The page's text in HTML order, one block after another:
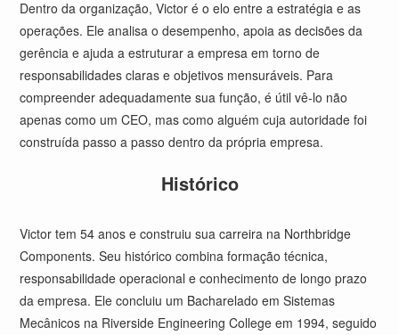
Dentro da organização, Victor é o elo entre a estratégia e as
operações. Ele analisa o desempenho, apoia as decisões da
gerência e ajuda a estruturar a empresa em torno de
responsabilidades claras e objetivos mensuráveis. Para
compreender adequadamente sua função, é útil vê-lo não
apenas como um CEO, mas como alguém cuja autoridade foi
construída passo a passo dentro da própria empresa.
Histórico
Victor tem 54 anos e construiu sua carreira na Northbridge
Components. Seu histórico combina formação técnica,
responsabilidade operacional e conhecimento de longo prazo
da empresa. Ele concluiu um Bacharelado em Sistemas
Mecânicos na Riverside Engineering College em 1994, seguido